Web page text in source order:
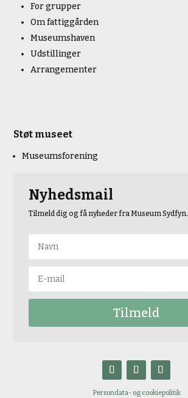
For grupper
Om fattiggården
Museumshaven
Udstillinger
Arrangementer
Støt museet
Museumsforening
Nyhedsmail
Tilmeld dig og få nyheder fra Museum Sydfyn.
Tilmeld
Persondata- og cookiepolitik